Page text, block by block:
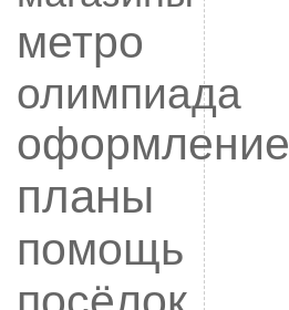
метро
олимпиада
оформление
планы
помощь